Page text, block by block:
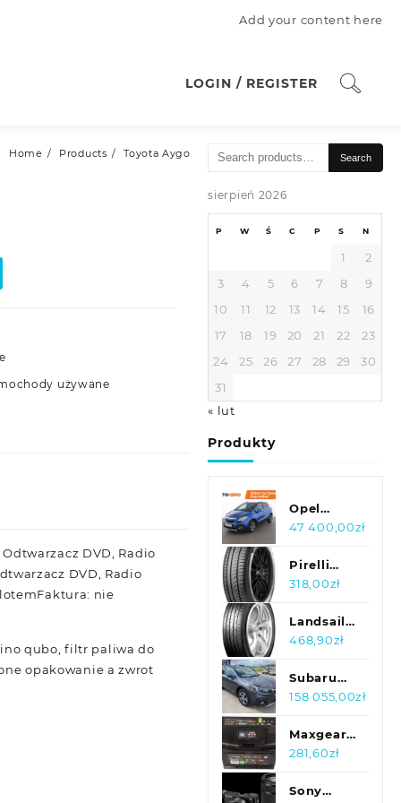
Add your content here
LOGIN / REGISTER
Home Products Toyota Aygo
używane
DVD, Radio
DVD, Radio
nie
qubo, filtr paliwa do
opakowanie a zwrot
Search
Search
sierpień 2026
P W Ś C P S N
1
2
3
4 5 6 7 8
9
10
11 12 13 14 15
16
17
18 19 20 21 22
23
24
25 26 27 28 29
30
31
« lut
Produkty
Opel
Mokka 1.7
Cosmo
Pack,
dostawa
47 400,00zł
Pirelli
Cinturato
205/55R16
91H
318,00zł
Landsail
Ls588
104V Xl
468,90zł
Subaru
OUTBACK
158 055,00zł
Maxgear
Akumulator
560A L
281,60zł
Sony